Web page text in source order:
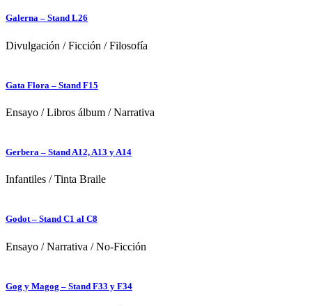
Galerna – Stand L26
Divulgación /Ficción /Filosofía
Gata Flora – Stand F15
Ensayo /Libros álbum /Narrativa
Gerbera – Stand A12, A13 y A14
Infantiles /Tinta Braile
Godot – Stand C1 al C8
Ensayo /Narrativa /No-Ficción
Gog y Magog – Stand F33 y F34